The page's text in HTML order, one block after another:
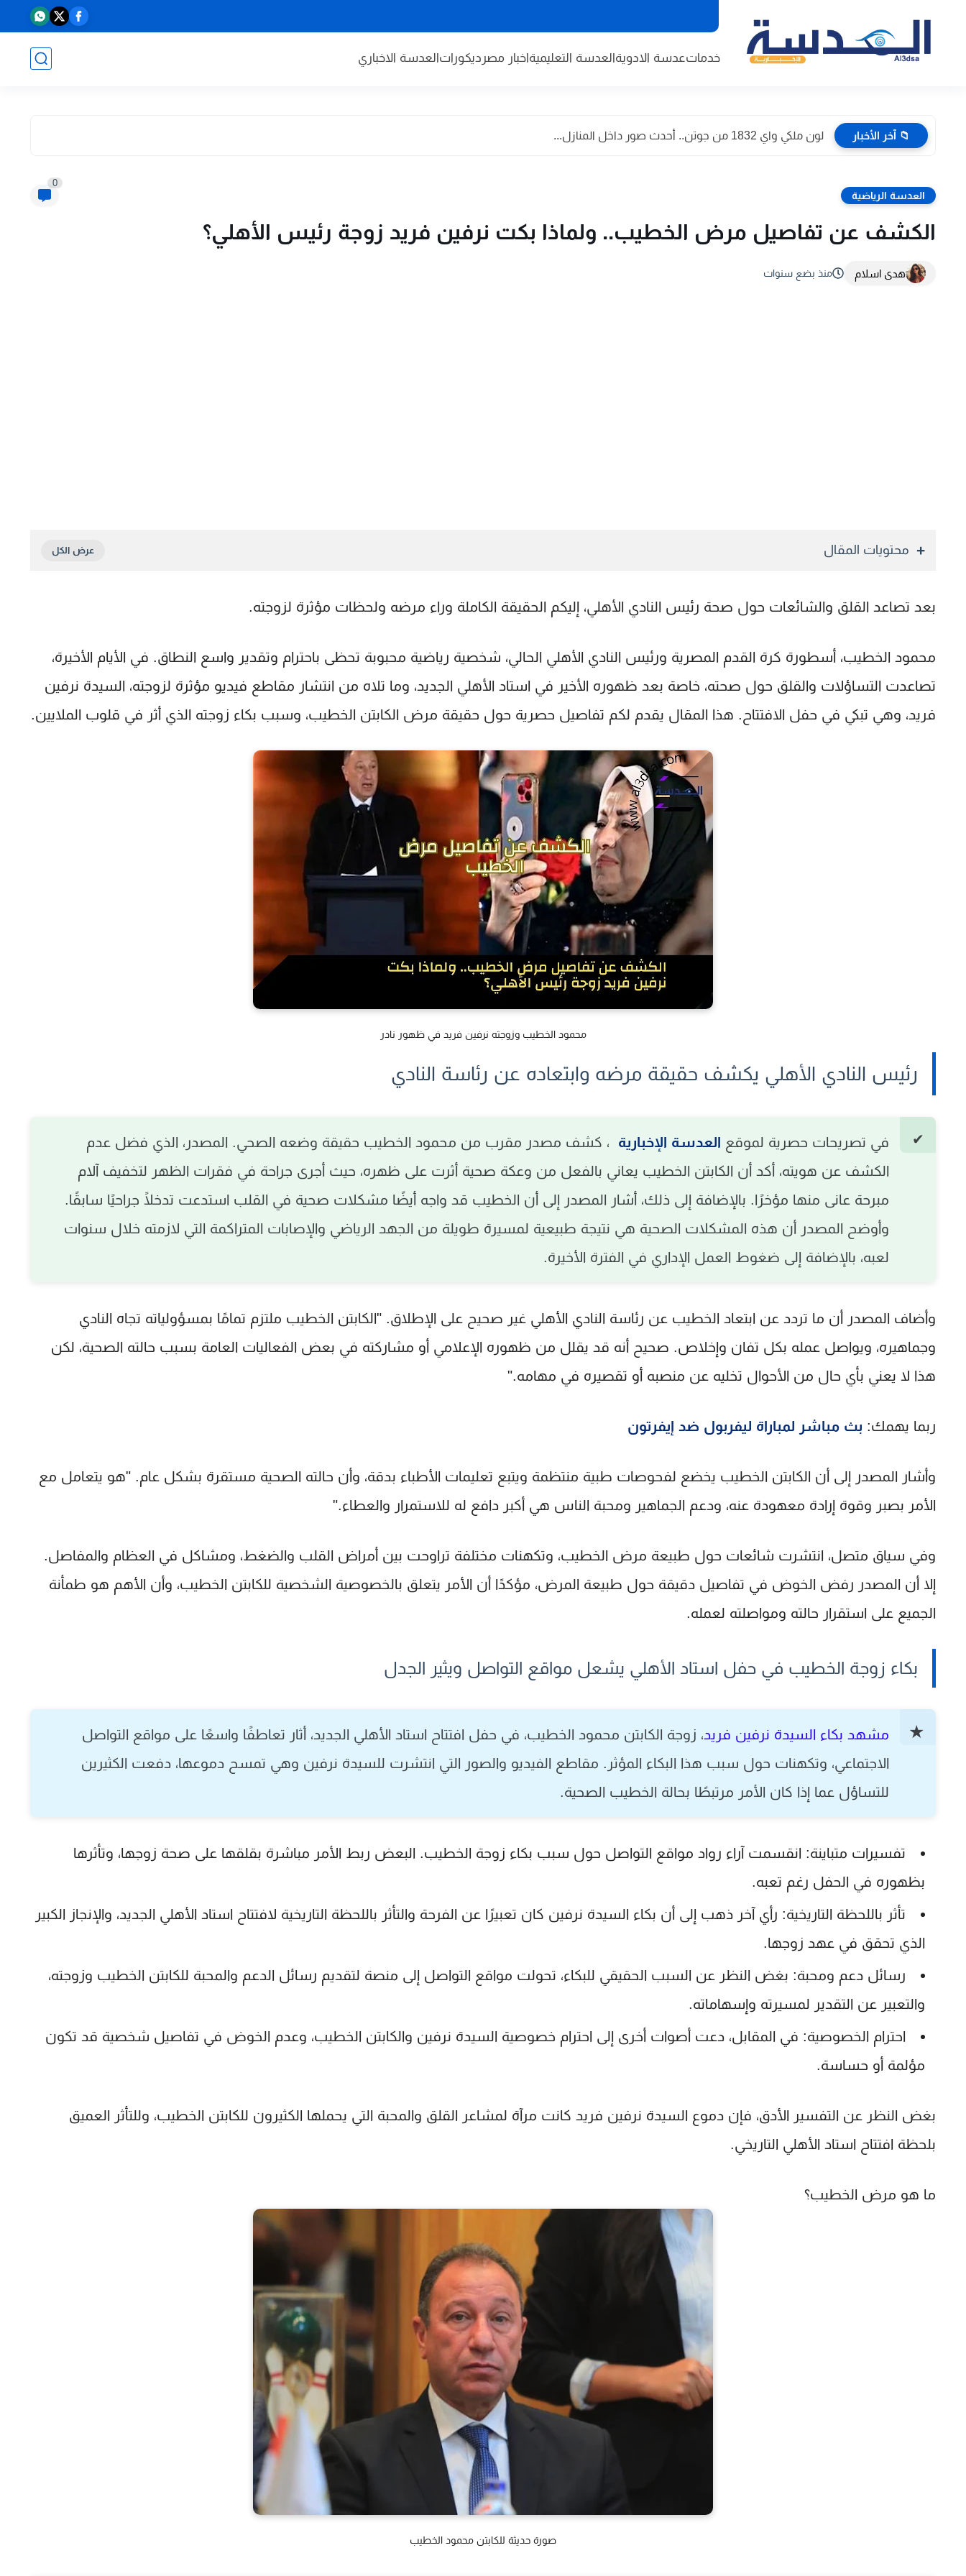
خدماتعدسة الادويةالعدسة التعليميةاخبار مصر ديكوراتالعدسة الاخباري
📁 آخر الأخبار لون ملكي واي 1832 من جوتن.. أحدث صور داخل المنازل...
العدسة الرياضية
0
الكشف عن تفاصيل مرض الخطيب.. ولماذا بكت نرفين فريد زوجة رئيس الأهلي؟
هدى اسلام منذ بضع سنوات
محتويات المقال
بعد تصاعد القلق والشائعات حول صحة رئيس النادي الأهلي، إليكم الحقيقة الكاملة وراء مرضه ولحظات مؤثرة لزوجته.
محمود الخطيب، أسطورة كرة القدم المصرية ورئيس النادي الأهلي الحالي، شخصية رياضية محبوبة تحظى باحترام وتقدير واسع النطاق. في الأيام الأخيرة،
تصاعدت التساؤلات والقلق حول صحته، خاصة بعد ظهوره الأخير في استاد الأهلي الجديد، وما تلاه من انتشار مقاطع فيديو مؤثرة لزوجته، السيدة نرفين
فريد، وهي تبكي في حفل الافتتاح. هذا المقال يقدم لكم تفاصيل حصرية حول حقيقة مرض الكابتن الخطيب، وسبب بكاء زوجته الذي أثر في قلوب الملايين.
محمود الخطيب وزوجته نرفين فريد في ظهور نادر
رئيس النادي الأهلي يكشف حقيقة مرضه وابتعاده عن رئاسة النادي
في تصريحات حصرية لموقع العدسة الإخبارية ، كشف مصدر مقرب من محمود الخطيب حقيقة وضعه الصحي. المصدر، الذي فضل عدم
الكشف عن هويته، أكد أن الكابتن الخطيب يعاني بالفعل من وعكة صحية أثرت على ظهره، حيث أجرى جراحة في فقرات الظهر لتخفيف آلام
مبرحة عانى منها مؤخرًا. بالإضافة إلى ذلك، أشار المصدر إلى أن الخطيب قد واجه أيضًا مشكلات صحية في القلب استدعت تدخلًا جراحيًا سابقًا.
وأوضح المصدر أن هذه المشكلات الصحية هي نتيجة طبيعية لمسيرة طويلة من الجهد الرياضي والإصابات المتراكمة التي لازمته خلال سنوات
لعبه، بالإضافة إلى ضغوط العمل الإداري في الفترة الأخيرة.
وأضاف المصدر أن ما تردد عن ابتعاد الخطيب عن رئاسة النادي الأهلي غير صحيح على الإطلاق. "الكابتن الخطيب ملتزم تمامًا بمسؤولياته تجاه النادي
وجماهيره، ويواصل عمله بكل تفان وإخلاص. صحيح أنه قد يقلل من ظهوره الإعلامي أو مشاركته في بعض الفعاليات العامة بسبب حالته الصحية، لكن
هذا لا يعني بأي حال من الأحوال تخليه عن منصبه أو تقصيره في مهامه."
ربما يهمك: بث مباشر لمباراة ليفربول ضد إيفرتون
وأشار المصدر إلى أن الكابتن الخطيب يخضع لفحوصات طبية منتظمة ويتبع تعليمات الأطباء بدقة، وأن حالته الصحية مستقرة بشكل عام. "هو يتعامل مع
الأمر بصبر وقوة إرادة معهودة عنه، ودعم الجماهير ومحبة الناس هي أكبر دافع له للاستمرار والعطاء."
وفي سياق متصل، انتشرت شائعات حول طبيعة مرض الخطيب، وتكهنات مختلفة تراوحت بين أمراض القلب والضغط، ومشاكل في العظام والمفاصل.
إلا أن المصدر رفض الخوض في تفاصيل دقيقة حول طبيعة المرض، مؤكدًا أن الأمر يتعلق بالخصوصية الشخصية للكابتن الخطيب، وأن الأهم هو طمأنة
الجميع على استقرار حالته ومواصلته لعمله.
بكاء زوجة الخطيب في حفل استاد الأهلي يشعل مواقع التواصل ويثير الجدل
مشهد بكاء السيدة نرفين فريد، زوجة الكابتن محمود الخطيب، في حفل افتتاح استاد الأهلي الجديد، أثار تعاطفًا واسعًا على مواقع التواصل
الاجتماعي، وتكهنات حول سبب هذا البكاء المؤثر. مقاطع الفيديو والصور التي انتشرت للسيدة نرفين وهي تمسح دموعها، دفعت الكثيرين
للتساؤل عما إذا كان الأمر مرتبطًا بحالة الخطيب الصحية.
تفسيرات متباينة: انقسمت آراء رواد مواقع التواصل حول سبب بكاء زوجة الخطيب. البعض ربط الأمر مباشرة بقلقها على صحة زوجها، وتأثرها
بظهوره في الحفل رغم تعبه.
تأثر باللحظة التاريخية: رأي آخر ذهب إلى أن بكاء السيدة نرفين كان تعبيرًا عن الفرحة والتأثر باللحظة التاريخية لافتتاح استاد الأهلي الجديد، والإنجاز الكبير
الذي تحقق في عهد زوجها.
رسائل دعم ومحبة: بغض النظر عن السبب الحقيقي للبكاء، تحولت مواقع التواصل إلى منصة لتقديم رسائل الدعم والمحبة للكابتن الخطيب وزوجته،
والتعبير عن التقدير لمسيرته وإسهاماته.
احترام الخصوصية: في المقابل، دعت أصوات أخرى إلى احترام خصوصية السيدة نرفين والكابتن الخطيب، وعدم الخوض في تفاصيل شخصية قد تكون
مؤلمة أو حساسة.
بغض النظر عن التفسير الأدق، فإن دموع السيدة نرفين فريد كانت مرآة لمشاعر القلق والمحبة التي يحملها الكثيرون للكابتن الخطيب، وللتأثر العميق
بلحظة افتتاح استاد الأهلي التاريخي.
ما هو مرض الخطيب؟
صورة حديثة للكابتن محمود الخطيب